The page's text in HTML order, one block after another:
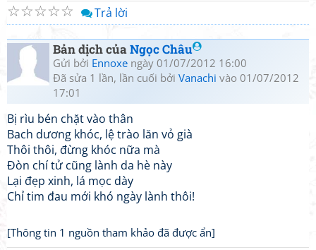
☆
☆
☆
☆
☆ Trả lời
Bản dịch củaNgọc Châu
Gửi bởi Ennoxe ngày 01/07/2012 16:00
Đã sửa 1 lần, lần cuối bởi Vanachi vào 01/07/2012
17:01
Bị rìu bén chặt vào thân
Bach dương khóc, lệ trào lăn vỏ già
Thôi thôi, đừng khóc nữa mà
Đòn chí tử cũng lành da hè này
Lại đẹp xinh, lá mọc dày
Chỉ tim đau mới khó ngày lành thôi!
[Thông tin 1 nguồn tham khảo đã được ẩn]